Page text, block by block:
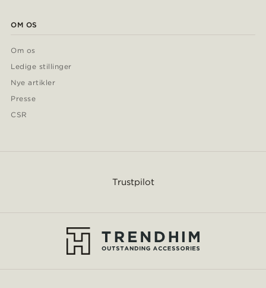
OM OS
Om os
Ledige stillinger
Nye artikler
Presse
CSR
Trustpilot